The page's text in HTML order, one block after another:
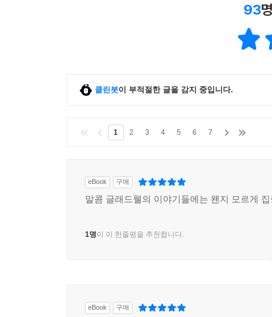
93
클린봇이 부적절한 글을 감지 중입니다.
1 2 3 4 5 6 7
eBook 구매
말콤 글래드웰의 이야기들에는 왠지 모르게
1명이 이 한줄평을 추천합니다.
eBook 구매